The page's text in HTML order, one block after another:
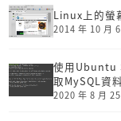
Linux上的螢
2014 年 10 月 6
使用Ubuntu
取MySQL資
2020 年 8 月 25